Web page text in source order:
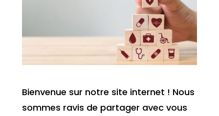
Bienvenue sur notre site internet ! Nous
sommes ravis de partager avec vous